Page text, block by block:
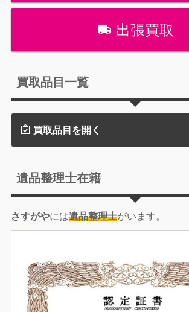
出張買取
買取品目一覧
買取品目を開く
遺品整理士在籍
さすがやには遺品整理士がいます。